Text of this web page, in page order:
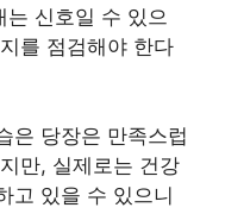
는 신호일 수 있으
를 점검해야 한다
은 당장은 만족스럽
만, 실제로는 건강
고 있을 수 있으니